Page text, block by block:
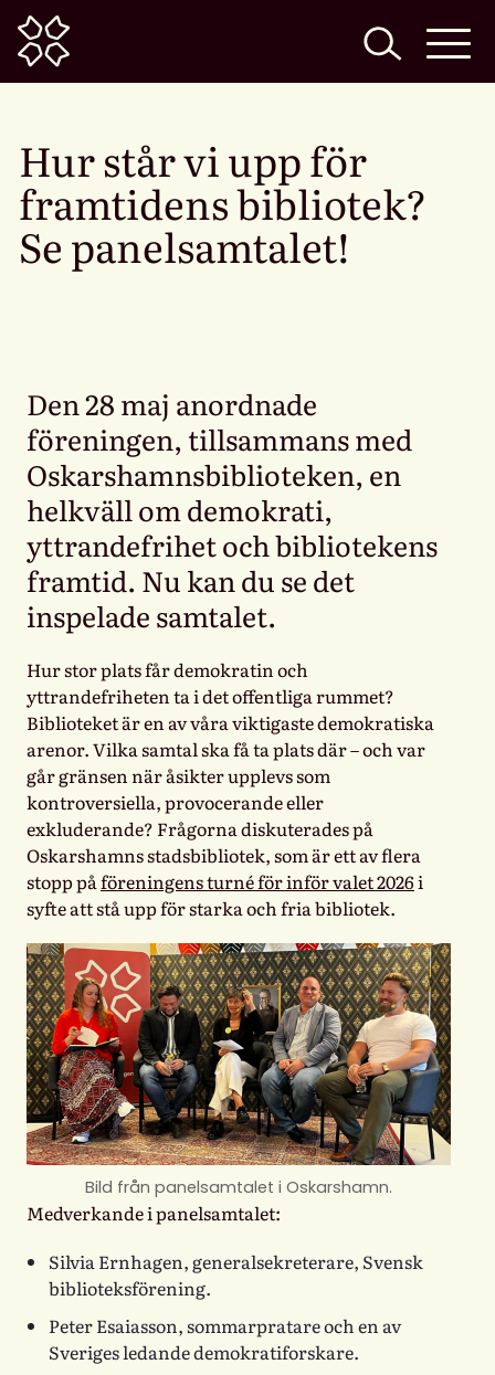
Home
Hur står vi upp för
framtidens bibliotek?
Se panelsamtalet!
Den 28 maj anordnade
föreningen, tillsammans med
Oskarshamnsbiblioteken, en
helkväll om demokrati,
yttrandefrihet och bibliotekens
framtid. Nu kan du se det
inspelade samtalet.
Hur stor plats får demokratin och
yttrandefriheten ta i det offentliga rummet?
Biblioteket är en av våra viktigaste demokratiska
arenor. Vilka samtal ska få ta plats där – och var
går gränsen när åsikter upplevs som
kontroversiella, provocerande eller
exkluderande? Frågorna diskuterades på
Oskarshamns stadsbibliotek, som är ett av flera
stopp påföreningens turné för inför valet 2026i
syfte att stå upp för starka och fria bibliotek.
Bild från panelsamtalet i Oskarshamn.
Medverkande i panelsamtalet:
Silvia Ernhagen, generalsekreterare, Svensk
biblioteksförening.
Peter Esaiasson, sommarpratare och en av
Sveriges ledande demokratiforskare.